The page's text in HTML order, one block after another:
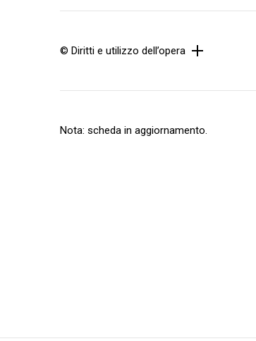
© Diritti e utilizzo dell’opera
Nota: scheda in aggiornamento.